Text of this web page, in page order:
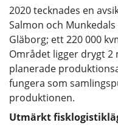
2020 tecknades en
Salmon och
Gläborg; ett 220 000
Området ligger drygt 2
planerade
fungera som
produktionen.
Utmärkt